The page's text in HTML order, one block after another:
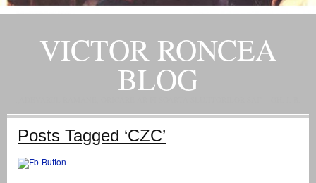
VICTOR RONCEA
BLOG
Posts Tagged ‘CZC’